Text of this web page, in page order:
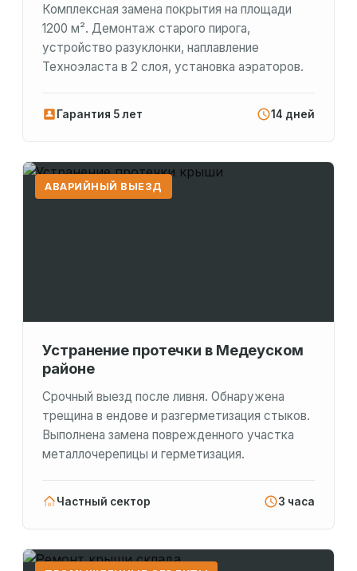
Комплексная замена покрытия на площади
1200 м². Демонтаж старого пирога,
устройство разуклонки, наплавление
Техноэласта в 2 слоя, установка аэраторов.
Гарантия 5 лет 14 дней
АВАРИЙНЫЙ ВЫЕЗД
Устранение протечки в Медеуском
районе
Срочный выезд после ливня. Обнаружена
трещина в ендове и разгерметизация стыков.
Выполнена замена поврежденного участка
металлочерепицы и герметизация.
Частный сектор 3 часа